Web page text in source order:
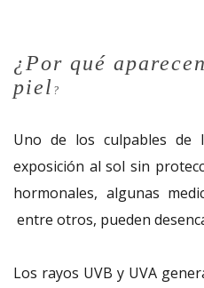
¿Por qué
piel ?
Uno de los culpables de
exposición al sol sin
hormonales, algunas
entre otros, pueden
Los rayos UVB y UVA